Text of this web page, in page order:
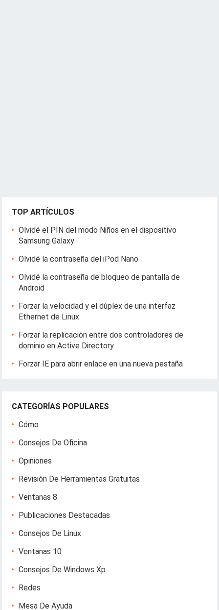
TOP ARTÍCULOS
Olvidé el PIN del modo Niños en el dispositivo
Samsung Galaxy
Olvidé la contraseña del iPod Nano
Olvidé la contraseña de bloqueo de pantalla de
Android
Forzar la velocidad y el dúplex de una interfaz
Ethernet de Linux
Forzar la replicación entre dos controladores de
dominio en Active Directory
Forzar IE para abrir enlace en una nueva pestaña
CATEGORÍAS POPULARES
Cómo
Consejos De Oficina
Opiniones
Revisión De Herramientas Gratuitas
Ventanas 8
Publicaciones Destacadas
Consejos De Linux
Ventanas 10
Consejos De Windows Xp
Redes
Mesa De Ayuda